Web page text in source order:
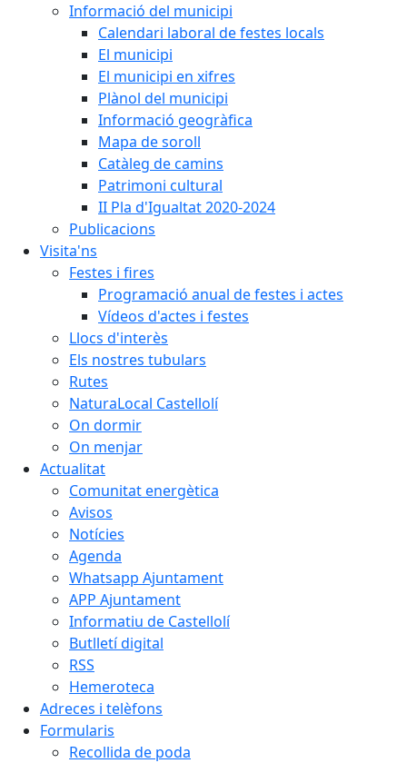
Informació del municipi
Calendari laboral de festes locals
El municipi
El municipi en xifres
Plànol del municipi
Informació geogràfica
Mapa de soroll
Catàleg de camins
Patrimoni cultural
II Pla d'Igualtat 2020-2024
Publicacions
Visita'ns
Festes i fires
Programació anual de festes i actes
Vídeos d'actes i festes
Llocs d'interès
Els nostres tubulars
Rutes
NaturaLocal Castellolí
On dormir
On menjar
Actualitat
Comunitat energètica
Avisos
Notícies
Agenda
Whatsapp Ajuntament
APP Ajuntament
Informatiu de Castellolí
Butlletí digital
RSS
Hemeroteca
Adreces i telèfons
Formularis
Recollida de poda